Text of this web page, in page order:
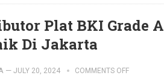
Plat BKI Grade
Di Jakarta
— JULY 20, 2024 COMMENTS OFF